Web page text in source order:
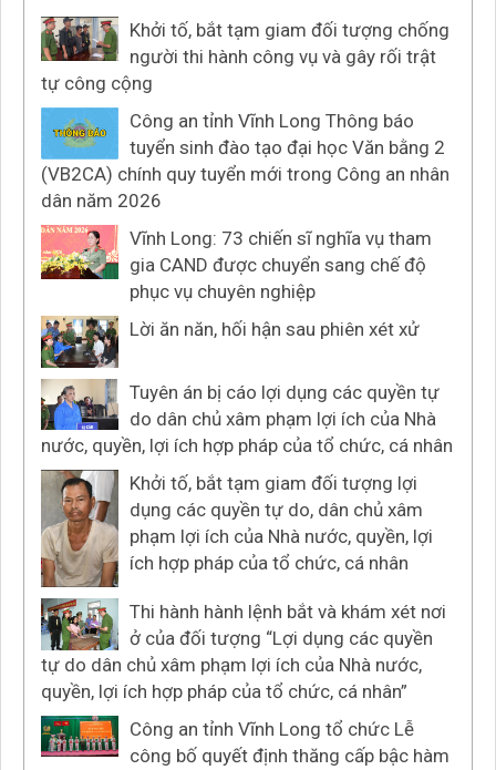
Khởi tố, bắt tạm giam đối tượng chống
người thi hành công vụ và gây rối trật
tự công cộng
Công an tỉnh Vĩnh Long Thông báo
tuyển sinh đào tạo đại học Văn bằng 2
(VB2CA) chính quy tuyển mới trong Công an nhân
dân năm 2026
Vĩnh Long: 73 chiến sĩ nghĩa vụ tham
gia CAND được chuyển sang chế độ
phục vụ chuyên nghiệp
Lời ăn năn, hối hận sau phiên xét xử
Tuyên án bị cáo lợi dụng các quyền tự
do dân chủ xâm phạm lợi ích của Nhà
nước, quyền, lợi ích hợp pháp của tổ chức, cá nhân
Khởi tố, bắt tạm giam đối tượng lợi
dụng các quyền tự do, dân chủ xâm
phạm lợi ích của Nhà nước, quyền, lợi
ích hợp pháp của tổ chức, cá nhân
Thi hành hành lệnh bắt và khám xét nơi
ở của đối tượng “Lợi dụng các quyền
tự do dân chủ xâm phạm lợi ích của Nhà nước,
quyền, lợi ích hợp pháp của tổ chức, cá nhân”
Công an tỉnh Vĩnh Long tổ chức Lễ
công bố quyết định thăng cấp bậc hàm